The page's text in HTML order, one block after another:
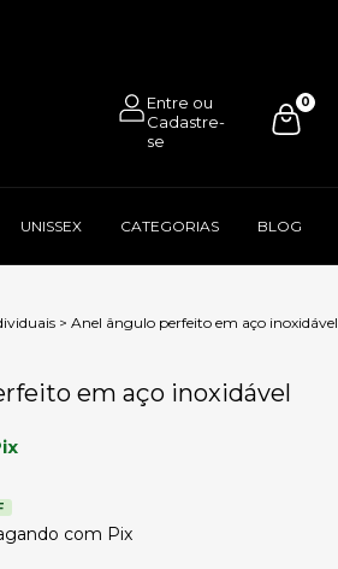
0
UNISSEX CATEGORIAS BLOG
> Anel ângulo perfeito em aço inoxidável
em aço inoxidável
com Pix